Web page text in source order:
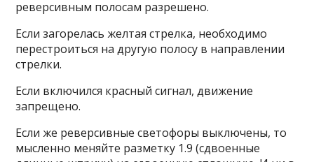
реверсивным полосам разрешено.
Если загорелась желтая стрелка, необходимо
перестроиться на другую полосу в направлении
стрелки.
Если включился красный сигнал, движение
запрещено.
Если же реверсивные светофоры выключены, то
мысленно меняйте разметку 1.9 (сдвоенные